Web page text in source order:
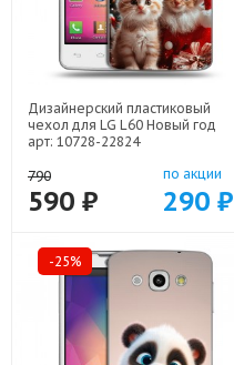
Дизайнерский пластиковый
чехол для LG L60 Новый год
арт: 10728-22824
790
590 ₽
по акции
290 ₽
-25%